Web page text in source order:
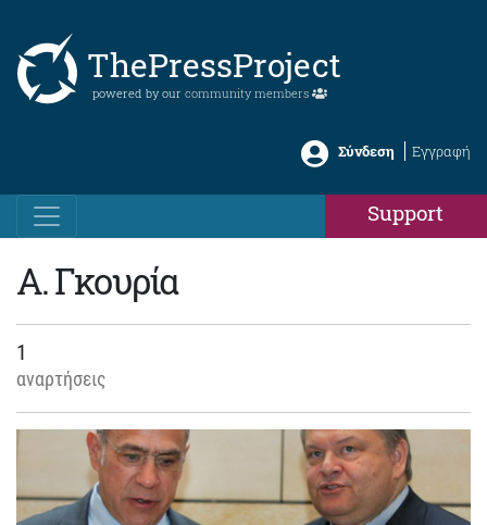
ThePressProject
powered by our community members
Σύνδεση Εγγραφή
Support
Α. Γκουρία
1
αναρτήσεις